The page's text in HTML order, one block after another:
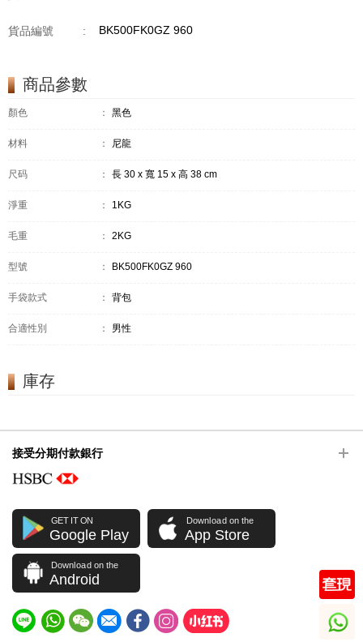
貨品編號 : BK500FK0GZ 960
商品參數
顏色 ： 黑色
材料 ： 尼龍
尺码 ： 長 30 x 寬 15 x 高 38 cm
淨重 ： 1KG
毛重 ： 2KG
型號 ： BK500FK0GZ 960
手袋款式 ： 背包
合適性別 ： 男性
庫存
接受分期付款銀行
GET IT ON
Google Play
Download on the
App Store
Download on the
Android